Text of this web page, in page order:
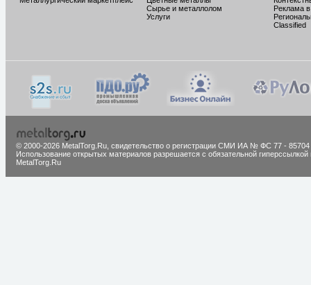
Сырье и металлолом
Услуги
Реклама
Classified
© 2000-2026 MetalTorg.Ru, cвидетельство о регистрации СМИ ИА № ФС 77 - 85704
Использование открытых материалов разрешается с обязательной гиперссылкой
MetalTorg.Ru